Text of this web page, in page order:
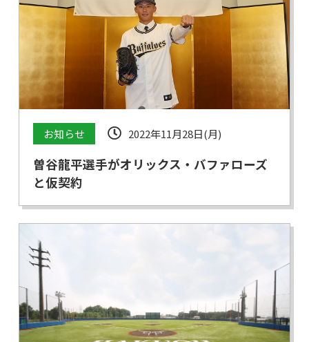
お知らせ 2022年11月28日(月)
曽谷龍平選手がオリックス・バファローズ
と仮契約